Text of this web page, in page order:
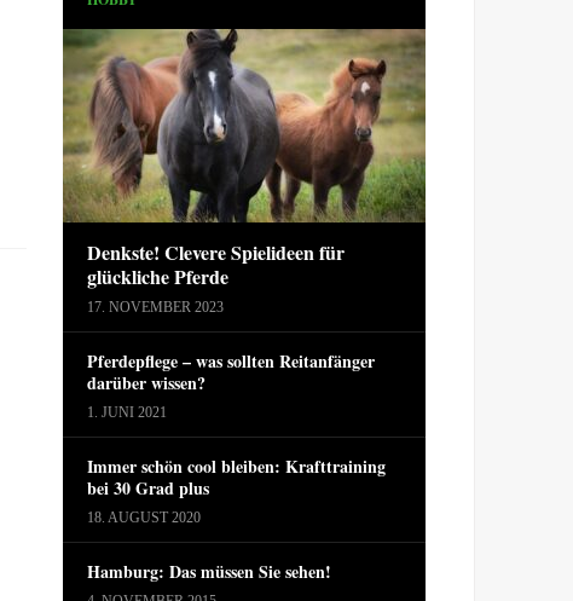
Denkste! Clevere Spielideen für
glückliche Pferde
17. NOVEMBER 2023
Pferdepflege – was sollten Reitanfänger
darüber wissen?
1. JUNI 2021
Immer schön cool bleiben: Krafttraining
bei 30 Grad plus
18. AUGUST 2020
Hamburg: Das müssen Sie sehen!